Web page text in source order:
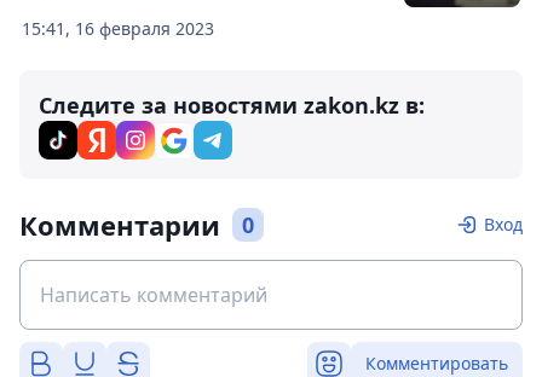
15:41, 16 февраля 2023
Следите за новостями zakon.kz в:
Комментарии 0 Вход
Комментировать